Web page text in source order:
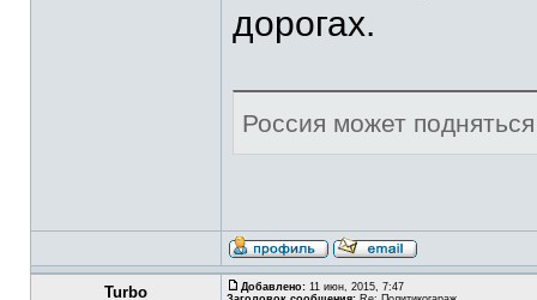
дорогах.
Россия может
Turbo Добавлено: 11 июн, 2015, 7:47